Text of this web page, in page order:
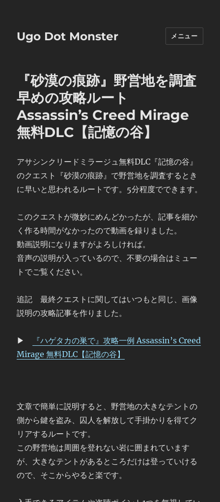
Ugo Dot Monster メニュー
『砂漠の痕跡』野営地を調査
早めの攻略ルート
Assassin’s Creed Mirage
無料DLC【記憶の谷】
アサシンクリードミラージュ無料DLC『記憶の谷』
のクエスト『砂漠の痕跡』で野営地を調査するとき
に早いと思われるルートです。5分程度でできます。
このクエストが微妙にめんどかったが、記事を細か
く作る時間がなかったので動画を録りました。
動画説明になりますがよろしければ。
音声の説明が入っているので、不要の場合はミュー
トでご覧ください。
追記 最終クエストに関してはいつもと同じ、画像
説明の攻略記事を作りました。
▶
『ハゲタカの巣で』攻略一例 Assassin’s Creed
Mirage 無料DLC【記憶の谷】
文章で簡単に説明すると、野営地の大きなテントの
側から鍵を盗み、囚人を解放して手掛かりを得てク
リアするルートです。
この野営地は周囲を登れない岩に囲まれています
が、大きなテントがあるところだけは登っていける
ので、そこからやると楽です。